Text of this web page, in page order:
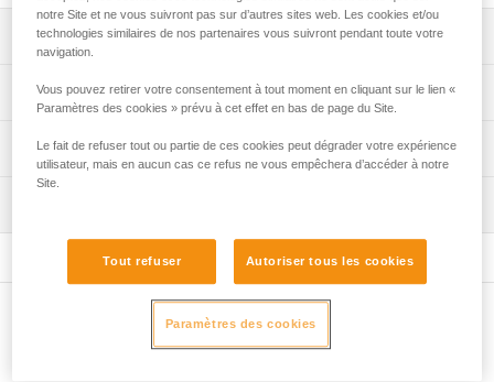
Descriptif
Barrettes de rechange pour les crampons LYNX
(U034AA00), SARKEN (U008AA00 et T10A LLU), VASAK
XXX).
Barrettes longues pour DART (U001AC00 et U001AB00),
Produit livré par paire.
Spécifications techniques
Poids: 110 g
Matière(s): acier
Référence : T03A BA
Garantie : 3 ans
Conditionnement : 1
Informations techniques
Notice
Voir tous les contenus techniques
Autres produits
notre Site et ne vous suivront pas sur d’autres sites web. Les cookies et/ou
technologies similaires de nos partenaires vous suivront pendant toute votre
navigation.
Vous pouvez retirer votre consentement à tout moment en cliquant sur le lien «
Paramètres des cookies » prévu à cet effet en bas de page du Site.
Le fait de refuser tout ou partie de ces cookies peut dégrader votre expérience
utilisateur, mais en aucun cas ce refus ne vous empêchera d’accéder à notre
Site.
Tout refuser Autoriser tous les cookies
Paramètres des cookies